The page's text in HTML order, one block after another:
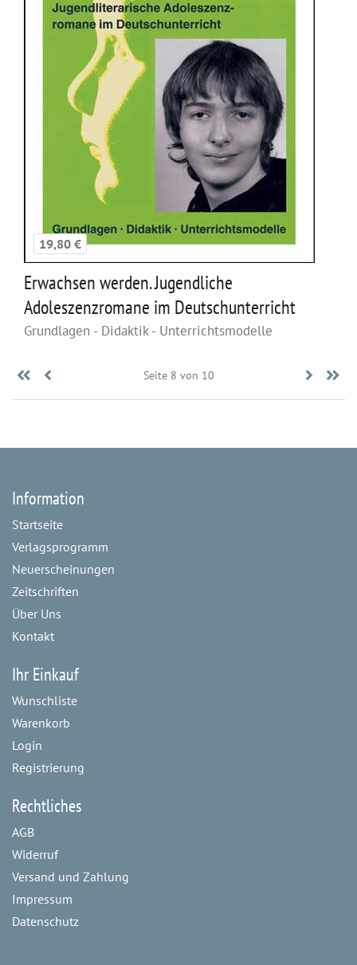
19,80 €
Erwachsen werden. Jugendliche
Adoleszenzromane im Deutschunterricht
Grundlagen - Didaktik - Unterrichtsmodelle
Seite 8 von 10
Information
Startseite
Verlagsprogramm
Neuerscheinungen
Zeitschriften
Über Uns
Kontakt
Ihr Einkauf
Wunschliste
Warenkorb
Login
Registrierung
Rechtliches
AGB
Widerruf
Versand und Zahlung
Impressum
Datenschutz